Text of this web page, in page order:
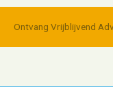
Ontvang Vrijblijvend